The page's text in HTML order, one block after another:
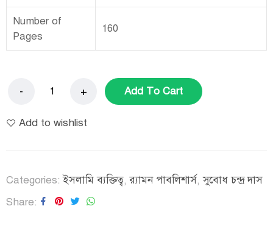
Number of
Pages
160
Add To Cart
Add to wishlist
Categories:ইসলামি ব্যক্তিত্ব,র‌্যামন পাবলিশার্স,সুবোধ চন্দ্র দাস
Share